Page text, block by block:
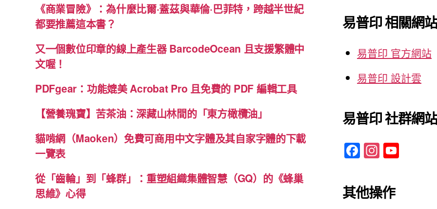
己
寫
下
一
套
棒
的
活
南”
《商業冒險》：為什麼比爾·蓋茲與華倫·巴菲特，跨越半世紀
都要推薦這本書？
又一個數位印章的線上產生器 BarcodeOcean 且支援繁體中
文喔！
PDFgear：功能媲美 Acrobat Pro 且免費的 PDF 編輯工具
【營養瑰寶】苦茶油：深藏山林間的「東方橄欖油」
貓啃網（Maoken）免費可商用中文字體及其自家字體的下載
一覽表
從「齒輪」到「蜂群」：重塑組織集體智慧（GQ）的《蜂巢
思維》心得
字:
易普印 相關網站
易普印 官方網站
易普印 設計雲
易普印 社群網站
F
a
c
e
In
st
a
gr
其他操作